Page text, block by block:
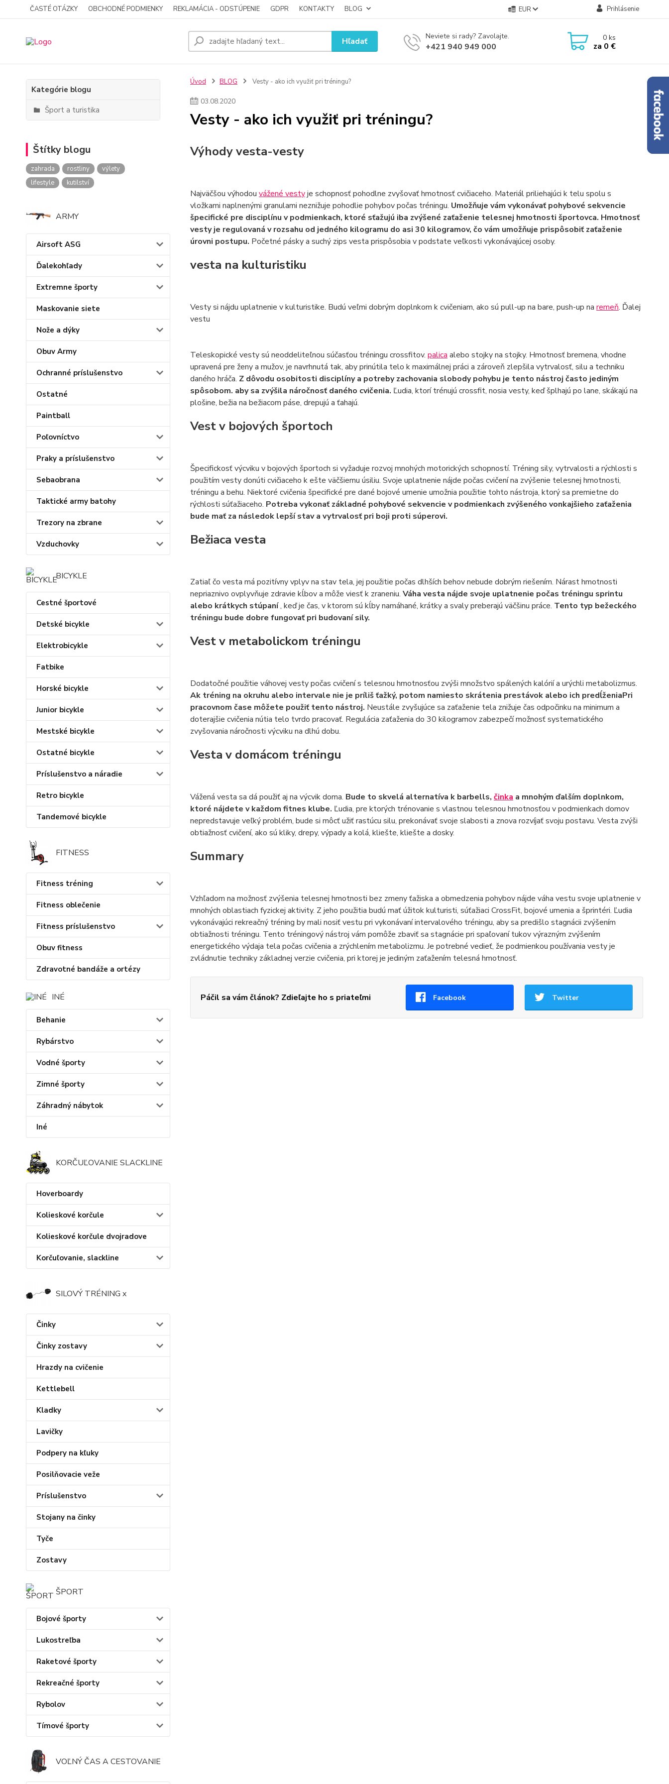
ČASTÉ OTÁZKY OBCHODNÉ PODMIENKY REKLAMÁCIA - ODSTÚPENIE GDPR KONTAKTY BLOG EUR Prihlásenie
Hľadať Neviete si rady? Zavolajte.
+421 940 949 000
0ks
za 0 €
Kategórie blogu
Šport a turistika
Štítky blogu
zahrada rostliny
výlety
lifestyle
kutilství
ARMY
Airsoft ASG
Ďalekohľady
Extremne športy
Maskovanie siete
Nože a dýky
Obuv Army
Ochranné príslušenstvo
Ostatné
Paintball
Poľovníctvo
Praky a príslušenstvo
Sebaobrana
Taktické army batohy
Trezory na zbrane
Vzduchovky
BICYKLE
Cestné športové
Detské bicykle
Elektrobicykle
Fatbike
Horské bicykle
Junior bicykle
Mestské bicykle
Ostatné bicykle
Príslušenstvo a náradie
Retro bicykle
Tandemové bicykle
FITNESS
Fitness tréning
Fitness oblečenie
Fitness príslušenstvo
Obuv fitness
Zdravotné bandáže a ortézy
INÉ
Behanie
Rybárstvo
Vodné športy
Zimné športy
Záhradný nábytok
Iné
KORČUĽOVANIE SLACKLINE
Hoverboardy
Kolieskové korčule
Kolieskové korčule dvojradove
Korčuľovanie, slackline
SILOVÝ TRÉNING x
Činky
Činky zostavy
Hrazdy na cvičenie
Kettlebell
Kladky
Lavičky
Podpery na kľuky
Posilňovacie veže
Príslušenstvo
Stojany na činky
Tyče
Zostavy
ŠPORT
Bojové športy
Lukostreľba
Raketové športy
Rekreačné športy
Rybolov
Tímové športy
VOĽNÝ ČAS A CESTOVANIE
Úvod BLOG Vesty - ako ich využiť pri tréningu?
03.08.2020
Vesty - ako ich využiť pri tréningu?
Výhody vesta-vesty
Najväčšou výhodou vážené vestyje schopnosť pohodlne zvyšovať hmotnosť cvičiaceho. Materiál priliehajúci k telu spolu s
vložkami naplnenými granulami neznižuje pohodlie pohybov počas tréningu. Umožňuje vám vykonávať pohybové sekvencie
špecifické pre disciplínu v podmienkach, ktoré sťažujú iba zvýšené zaťaženie telesnej hmotnosti športovca. Hmotnosť
vesty je regulovaná v rozsahu od jedného kilogramu do asi 30 kilogramov, čo vám umožňuje prispôsobiť zaťaženie
úrovni postupu. Početné pásky a suchý zips vesta prispôsobia v podstate veľkosti vykonávajúcej osoby.
vesta na kulturistiku
Vesty si nájdu uplatnenie v kulturistike. Budú veľmi dobrým doplnkom k cvičeniam, ako sú pull-up na bare, push-up na remeň. Ďalej
vestu
Teleskopické vesty sú neoddeliteľnou súčasťou tréningu crossfitov. palica alebo stojky na stojky. Hmotnosť bremena, vhodne
upravená pre ženy a mužov, je navrhnutá tak, aby prinútila telo k maximálnej práci a zároveň zlepšila vytrvalosť, silu a techniku
daného hráča. Z dôvodu osobitosti disciplíny a potreby zachovania slobody pohybu je tento nástroj často jediným
spôsobom. aby sa zvýšila náročnosť daného cvičenia. Ľudia, ktorí trénujú crossfit, nosia vesty, keď šplhajú po lane, skákajú na
plošine, bežia na bežiacom páse, drepujú a ťahajú.
Vest v bojových športoch
Špecifickosť výcviku v bojových športoch si vyžaduje rozvoj mnohých motorických schopností. Tréning sily, vytrvalosti a rýchlosti s
použitím vesty donúti cvičiaceho k ešte väčšiemu úsiliu. Svoje uplatnenie nájde počas cvičení na zvýšenie telesnej hmotnosti,
tréningu a behu. Niektoré cvičenia špecifické pre dané bojové umenie umožnia použitie tohto nástroja, ktorý sa premietne do
rýchlosti súťažiaceho. Potreba vykonať základné pohybové sekvencie v podmienkach zvýšeného vonkajšieho zaťaženia
bude mať za následok lepší stav a vytrvalosť pri boji proti súperovi.
Bežiaca vesta
Zatiaľ čo vesta má pozitívny vplyv na stav tela, jej použitie počas dlhších behov nebude dobrým riešením. Nárast hmotnosti
nepriaznivo ovplyvňuje zdravie kĺbov a môže viesť k zraneniu. Váha vesta nájde svoje uplatnenie počas tréningu sprintu
alebo krátkych stúpaní, keď je čas, v ktorom sú kĺby namáhané, krátky a svaly preberajú väčšinu práce. Tento typ bežeckého
tréningu bude dobre fungovať pri budovaní sily.
Vest v metabolickom tréningu
Dodatočné použitie váhovej vesty počas cvičení s telesnou hmotnosťou zvýši množstvo spálených kalórií a urýchli metabolizmus.
Ak tréning na okruhu alebo intervale nie je príliš ťažký, potom namiesto skrátenia prestávok alebo ich predĺženiaPri
pracovnom čase môžete použiť tento nástroj. Neustále zvyšujúce sa zaťaženie tela znižuje čas odpočinku na minimum a
doterajšie cvičenia nútia telo tvrdo pracovať. Regulácia zaťaženia do 30 kilogramov zabezpečí možnosť systematického
zvyšovania náročnosti výcviku na dlhú dobu.
Vesta v domácom tréningu
Vážená vesta sa dá použiť aj na výcvik doma. Bude to skvelá alternatíva k barbells, činka a mnohým ďalším doplnkom,
ktoré nájdete v každom fitnes klube. Ľudia, pre ktorých trénovanie s vlastnou telesnou hmotnosťou v podmienkach domov
nepredstavuje veľký problém, bude si môcť užiť rastúcu silu, prekonávať svoje slabosti a znova rozvíjať svoju postavu. Vesta zvýši
obtiažnosť cvičení, ako sú kliky, drepy, výpady a kolá, kliešte, kliešte a dosky.
Summary
Vzhľadom na možnosť zvýšenia telesnej hmotnosti bez zmeny ťažiska a obmedzenia pohybov nájde váha vestu svoje uplatnenie v
mnohých oblastiach fyzickej aktivity. Z jeho použitia budú mať úžitok kulturisti, súťažiaci CrossFit, bojové umenia a šprintéri. Ľudia
vykonávajúci rekreačný tréning by mali nosiť vestu pri vykonávaní intervalového tréningu, aby sa predišlo stagnácii zvýšením
obtiažnosti tréningu. Tento tréningový nástroj vám pomôže zbaviť sa stagnácie pri spaľovaní tukov výrazným zvýšením
energetického výdaja tela počas cvičenia a zrýchlením metabolizmu. Je potrebné vedieť, že podmienkou používania vesty je
zvládnutie techniky základnej verzie cvičenia, pri ktorej je jediným zaťažením telesná hmotnosť.
Páčil sa vám článok? Zdieľajte ho s priateľmi Facebook Twitter